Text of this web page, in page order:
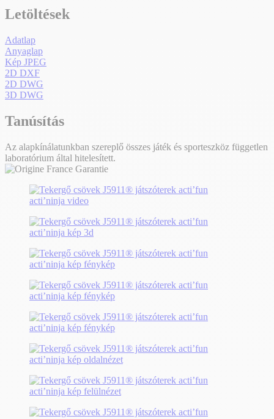
Letöltések
Adatlap
Anyaglap
Kép JPEG
2D DXF
2D DWG
3D DWG
Tanúsítás
Az alapkínálatunkban szereplő összes játék és sporteszköz független
laboratórium által hitelesített.